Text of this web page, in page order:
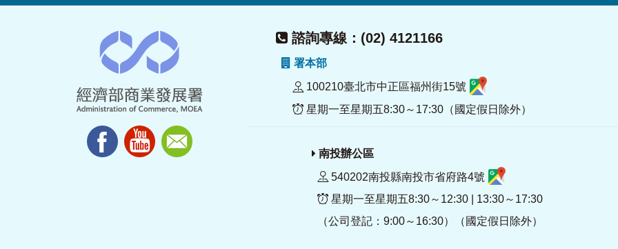
諮詢專線：(02) 4121166
署本部
100210臺北市中正區福州街15號
星期一至星期五8:30～17:30（國定假日除外）
南投辦公區
540202南投縣南投市省府路4號
星期一至星期五8:30～12:30 | 13:30～17:30
（公司登記：9:00～16:30）（國定假日除外）